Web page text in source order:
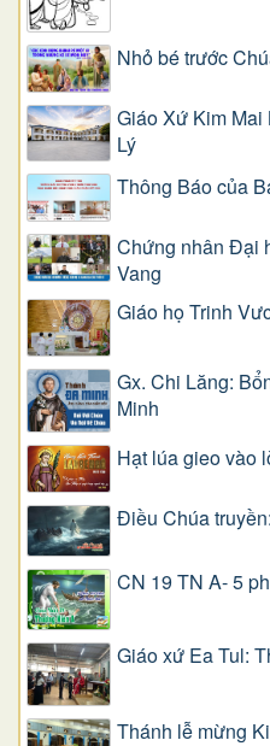
Nhỏ bé trước
Giáo Xứ Kim
Lý
Thông Báo của
Chứng nhân Đại
Vang
Giáo họ Trinh
Gx. Chi Lăng:
Minh
Hạt lúa gieo vào
Điều Chúa
CN 19 TN A- 5
Giáo xứ Ea Tul:
Thánh lễ mừng